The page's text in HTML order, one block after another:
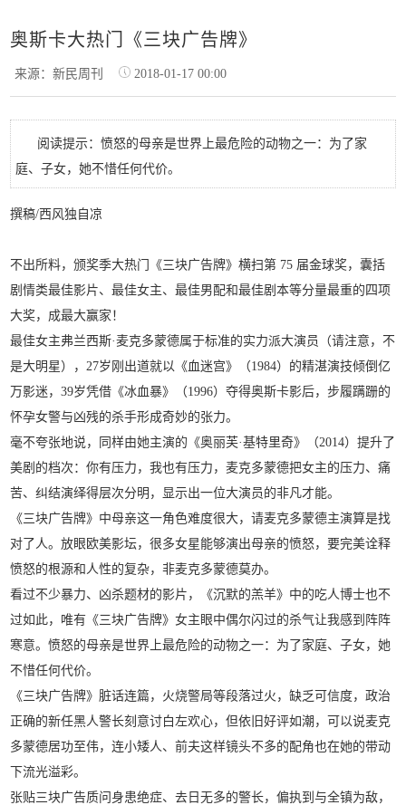
奥斯卡大热门《三块广告牌》
来源：新民周刊 2018-01-17 00:00
阅读提示：愤怒的母亲是世界上最危险的动物之一：为了家
庭、子女，她不惜任何代价。
撰稿/西风独自凉
不出所料，颁奖季大热门《三块广告牌》横扫第 75 届金球奖，囊括
剧情类最佳影片、最佳女主、最佳男配和最佳剧本等分量最重的四项
大奖，成最大赢家！
最佳女主弗兰西斯·麦克多蒙德属于标准的实力派大演员（请注意，不
是大明星），27岁刚出道就以《血迷宫》（1984）的精湛演技倾倒亿
万影迷，39岁凭借《冰血暴》（1996）夺得奥斯卡影后，步履蹒跚的
怀孕女警与凶残的杀手形成奇妙的张力。
毫不夸张地说，同样由她主演的《奥丽芙·基特里奇》（2014）提升了
美剧的档次：你有压力，我也有压力，麦克多蒙德把女主的压力、痛
苦、纠结演绎得层次分明，显示出一位大演员的非凡才能。
《三块广告牌》中母亲这一角色难度很大，请麦克多蒙德主演算是找
对了人。放眼欧美影坛，很多女星能够演出母亲的愤怒，要完美诠释
愤怒的根源和人性的复杂，非麦克多蒙德莫办。
看过不少暴力、凶杀题材的影片，《沉默的羔羊》中的吃人博士也不
过如此，唯有《三块广告牌》女主眼中偶尔闪过的杀气让我感到阵阵
寒意。愤怒的母亲是世界上最危险的动物之一：为了家庭、子女，她
不惜任何代价。
《三块广告牌》脏话连篇，火烧警局等段落过火，缺乏可信度，政治
正确的新任黑人警长刻意讨白左欢心，但依旧好评如潮，可以说麦克
多蒙德居功至伟，连小矮人、前夫这样镜头不多的配角也在她的带动
下流光溢彩。
张贴三块广告质问身患绝症、去日无多的警长，偏执到与全镇为敌，